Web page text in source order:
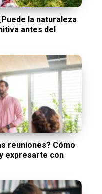
la naturaleza
antes del
reuniones? Cómo
expresarte con